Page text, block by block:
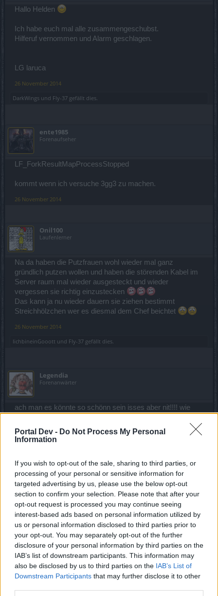
Portal Dev - Do Not Process My Personal
Information
If you wish to opt-out of the sale, sharing to third parties, or
processing of your personal or sensitive information for
targeted advertising by us, please use the below opt-out
section to confirm your selection. Please note that after your
opt-out request is processed you may continue seeing
interest-based ads based on personal information utilized by
us or personal information disclosed to third parties prior to
your opt-out. You may separately opt-out of the further
disclosure of your personal information by third parties on the
IAB’s list of downstream participants. This information may
also be disclosed by us to third parties on the IAB’s List of
Downstream Participants that may further disclose it to other
Hallo Helden
Ich habe euch mal alle zusammengeschubst.
Hilferuf vernommen und Alarm geschlagen.
LG laruca
26 November 2014
DarkWings und Fly-37 gefällt dies.
ente1985
Forenaufseher
LF_ForkResultMapProcessStopped
kommt wenn ich versuche 3gg3 zu machen.
26 November 2014
Onil100
Laufenlerner
Na da haben die Putzfrauen wohl wieder mal ganz
gründlich putzen wollen und haben die störenden Kabel im
Server raum mal wieder ausgesteckt und wieder
vergessen sie richtig einzustecken
Das kann ja nu wieder dauern sie ziehen bestimmt
Streichhölzchen wer es diesmal dem Chef beichtet
26 November 2014
IichbineinGooott und Fly-37 gefällt dies.
Legendia
Forenanwärter
ach man es könnte so schönn sein isses aber nit!!!! wie
BP nix wenns denn dann mal läuft
26 November 2014
Bayuwar
Laufenlerner
Ich möchte BP-Techniker werden... den ganzen Tag nichts
tun
26 November 2014
IichbineinGooottund Fly-37gefällt dies.